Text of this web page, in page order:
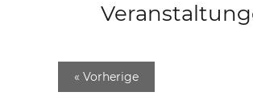
« Vorherige